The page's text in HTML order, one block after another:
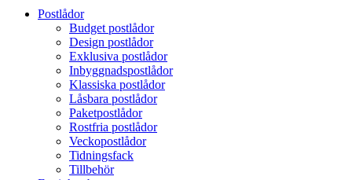
Postlådor
Budget postlådor
Design postlådor
Exklusiva postlådor
Inbyggnadspostlådor
Klassiska postlådor
Låsbara postlådor
Paketpostlådor
Rostfria postlådor
Veckopostlådor
Tidningsfack
Tillbehör